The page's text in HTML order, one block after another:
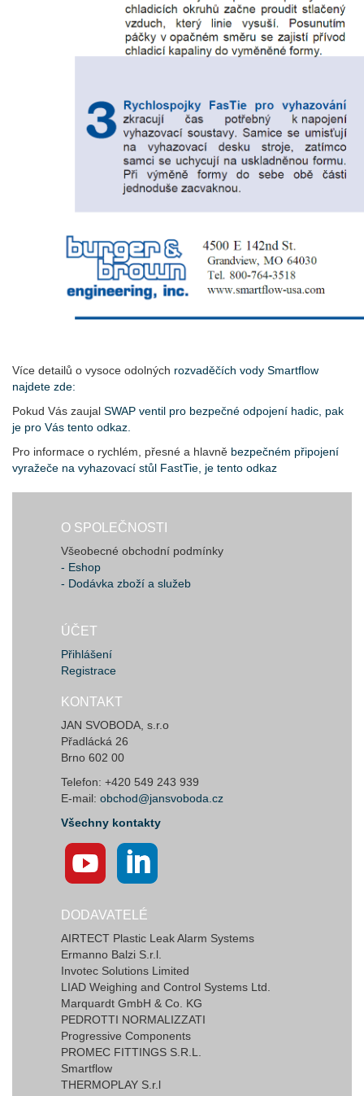
Více detailů o vysoce odolných rozvaděčích vody Smartflow
najdete zde:
Pokud Vás zaujal SWAP ventil pro bezpečné odpojení hadic, pak
je pro Vás tento odkaz.
Pro informace o rychlém, přesné a hlavně bezpečném připojení
vyražeče na vyhazovací stůl FastTie, je tento odkaz
O SPOLEČNOSTI
Všeobecné obchodní podmínky
- Eshop
- Dodávka zboží a služeb
ÚČET
Přihlášení
Registrace
KONTAKT
JAN SVOBODA, s.r.o
Přadlácká 26
Brno 602 00
Telefon: +420 549 243 939
E-mail: obchod@jansvoboda.cz
Všechny kontakty
DODAVATELÉ
AIRTECT Plastic Leak Alarm Systems
Ermanno Balzi S.r.l.
Invotec Solutions Limited
LIAD Weighing and Control Systems Ltd.
Marquardt GmbH & Co. KG
PEDROTTI NORMALIZZATI
Progressive Components
PROMEC FITTINGS S.R.L.
Smartflow
THERMOPLAY S.r.l